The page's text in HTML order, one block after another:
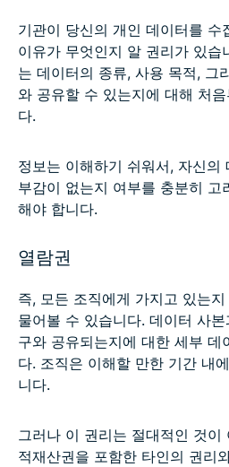
기관이 당신의 개인 데이터를 수
이유가 무엇인지 알 권리가 있습
는 데이터의 종류, 사용 목적, 그
와 공유할 수 있는지에 대해 처
다.
정보는 이해하기 쉬워서, 자신의
부감이 없는지 여부를 충분히 고
해야 합니다.
열람권
즉, 모든 조직에게 가지고 있는
물어볼 수 있습니다. 데이터 사
구와 공유되는지에 대한 세부 데
다. 조직은 이해할 만한 기간 내
니다.
그러나 이 권리는 절대적인 것이
적재산권을 포함한 타인의 권리